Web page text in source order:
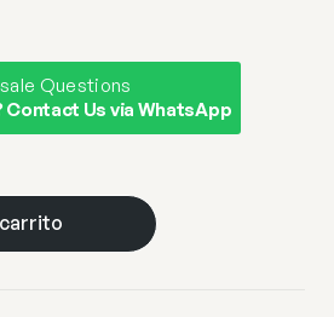
Questions
Contact Us via WhatsApp